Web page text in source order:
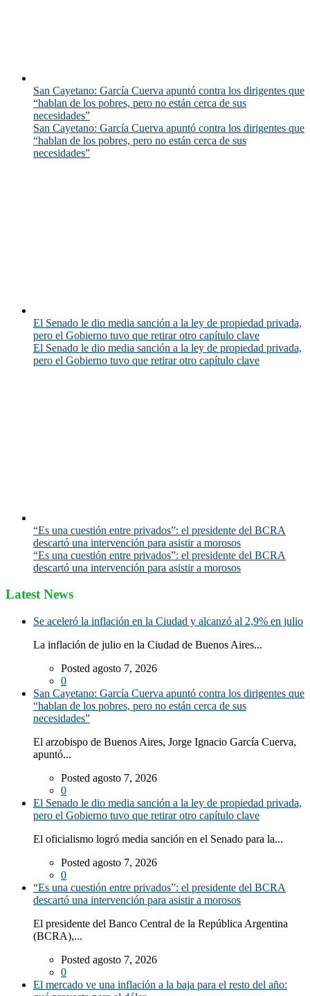
San Cayetano: García Cuerva apuntó contra los dirigentes que
“hablan de los pobres, pero no están cerca de sus
necesidades”
San Cayetano: García Cuerva apuntó contra los dirigentes que
“hablan de los pobres, pero no están cerca de sus
necesidades”
El Senado le dio media sanción a la ley de propiedad privada,
pero el Gobierno tuvo que retirar otro capítulo clave
El Senado le dio media sanción a la ley de propiedad privada,
pero el Gobierno tuvo que retirar otro capítulo clave
“Es una cuestión entre privados”: el presidente del BCRA
descartó una intervención para asistir a morosos
“Es una cuestión entre privados”: el presidente del BCRA
descartó una intervención para asistir a morosos
Latest News
Se aceleró la inflación en la Ciudad y alcanzó al 2,9% en julio
La inflación de julio en la Ciudad de Buenos Aires...
Posted agosto 7, 2026
0
San Cayetano: García Cuerva apuntó contra los dirigentes que
“hablan de los pobres, pero no están cerca de sus
necesidades”
El arzobispo de Buenos Aires, Jorge Ignacio García Cuerva,
apuntó...
Posted agosto 7, 2026
0
El Senado le dio media sanción a la ley de propiedad privada,
pero el Gobierno tuvo que retirar otro capítulo clave
El oficialismo logró media sanción en el Senado para la...
Posted agosto 7, 2026
0
“Es una cuestión entre privados”: el presidente del BCRA
descartó una intervención para asistir a morosos
El presidente del Banco Central de la República Argentina
(BCRA),...
Posted agosto 7, 2026
0
El mercado ve una inflación a la baja para el resto del año: